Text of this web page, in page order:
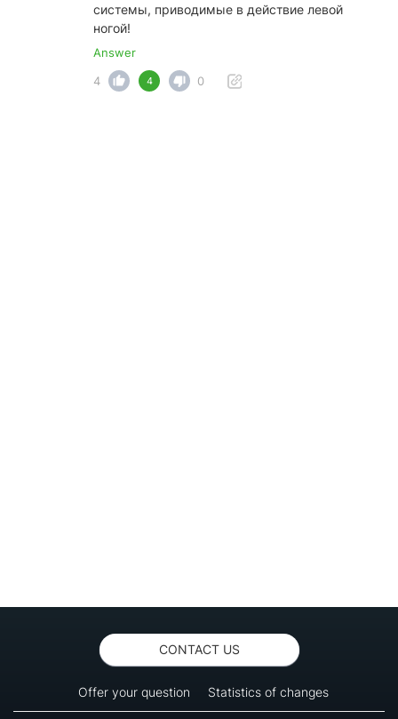
системы, приводимые в действие левой
ногой!
Answer
4
4 0
CONTACT US
Offer your question Statistics of changes